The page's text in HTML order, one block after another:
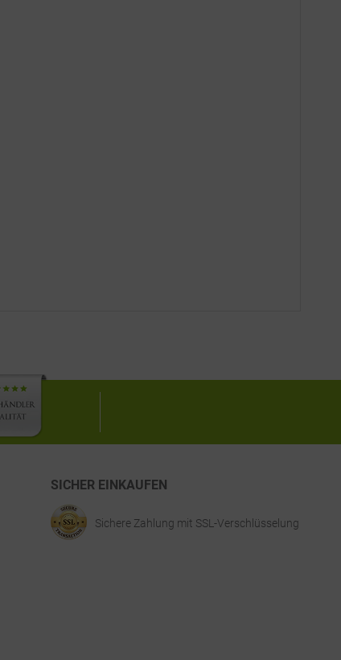
SICHER EINKAUFEN
Sichere Zahlung mit SSL-Verschlüsselung